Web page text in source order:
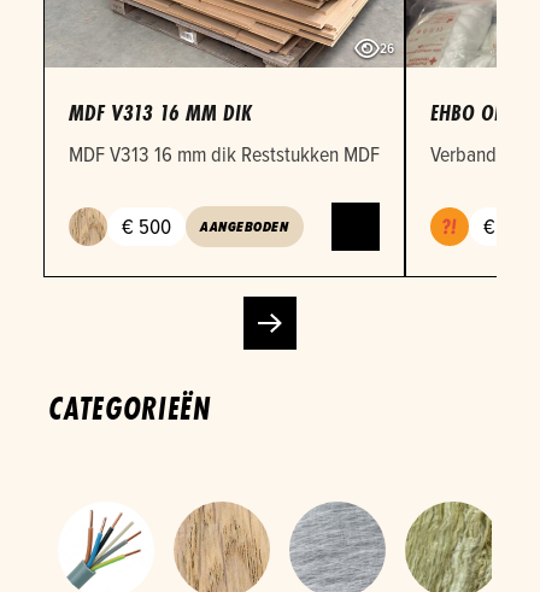
26
MDF V313 16 MM DIK
MDF V313 16 mm dik Reststukken MDF 16mm in
€ 500 AANGEBODEN
EHBO
€ 1
CATEGORIEËN